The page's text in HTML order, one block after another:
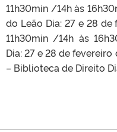
11h30min /14h às
do Leão Dia: 27 e 28
11h30min /14h às
Dia: 27 e 28 de
– Biblioteca de Direito